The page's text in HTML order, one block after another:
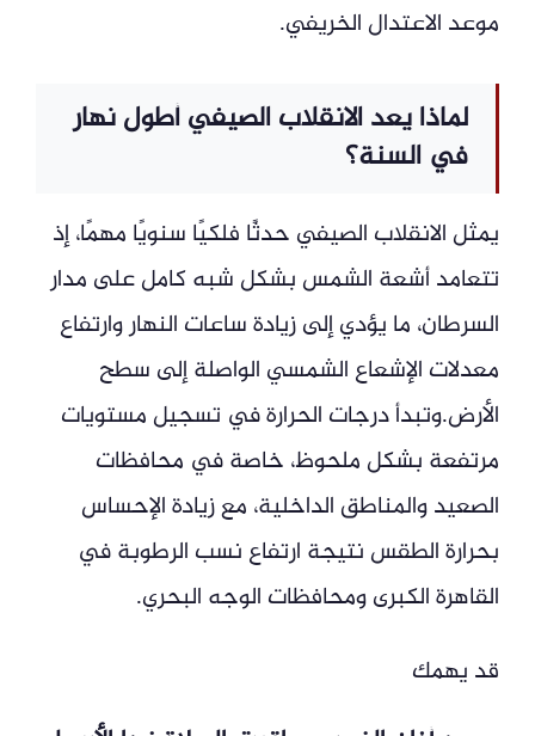
موعد الاعتدال الخريفي.
لماذا يعد الانقلاب الصيفي أطول نهار
في السنة؟
يمثل الانقلاب الصيفي حدثًا فلكيًا سنويًا مهمًا، إذ
تتعامد أشعة الشمس بشكل شبه كامل على مدار
السرطان، ما يؤدي إلى زيادة ساعات النهار وارتفاع
معدلات الإشعاع الشمسي الواصلة إلى سطح
الأرض.وتبدأ درجات الحرارة في تسجيل مستويات
مرتفعة بشكل ملحوظ، خاصة في محافظات
الصعيد والمناطق الداخلية، مع زيادة الإحساس
بحرارة الطقس نتيجة ارتفاع نسب الرطوبة في
القاهرة الكبرى ومحافظات الوجه البحري.
قد يهمك